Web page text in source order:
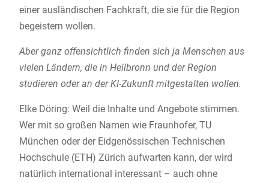
einer ausländischen Fachkraft, die sie für die Region
begeistern wollen.
Aber ganz offensichtlich finden sich ja Menschen aus
vielen Ländern, die in Heilbronn und der Region
studieren oder an der KI-Zukunft mitgestalten wollen.
Elke Döring: Weil die Inhalte und Angebote stimmen.
Wer mit so großen Namen wie Fraunhofer, TU
München oder der Eidgenössischen Technischen
Hochschule (ETH) Zürich aufwarten kann, der wird
natürlich international interessant – auch ohne